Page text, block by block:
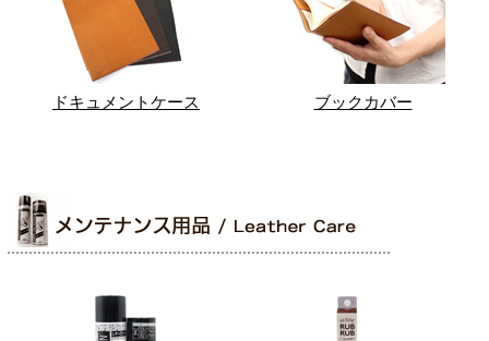
ドキュメントケース ブックカバー